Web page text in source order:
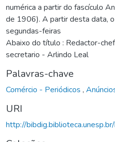
numérica a partir do fascículo
de 1906). A partir desta data,
segundas-feiras
Abaixo do título : Redactor-
secretario - Arlindo Leal
Palavras-chave
Comércio - Periódicos ,
URI
http://